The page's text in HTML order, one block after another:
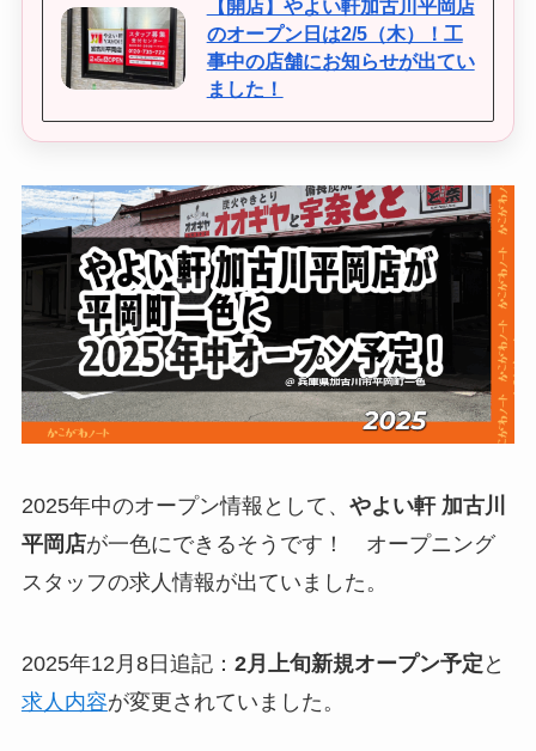
【開店】やよい軒加古川平岡店
のオープン日は2/5（木）！工
事中の店舗にお知らせが出てい
ました！
2025年中のオープン情報として、 やよい軒 加古川
平岡店が一色にできるそうです！ オープニング
スタッフの求人情報が出ていました。
2025年12月8日追記： 2月上旬新規オープン予定 と
求人内容が変更されていました。